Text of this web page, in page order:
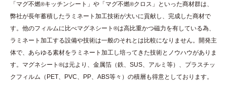
「マグ不燃®キッチンシート」や「マグ不燃®クロス」といった商材群は、
弊社が長年蓄積したラミネート加工技術が大いに貢献し、完成した商材で
す。他のフィルムに比べマグネシート ®は高比重かつ磁力を有している為、
ラミネート加工する設備や技術は一般のそれとは比較になりません。開発主
体で、あらゆる素材をラミネート加工し培ってきた技術とノウハウがありま
す。マグネシート ®は元より、金属箔（鉄、SUS、アルミ等）、プラスチッ
クフィルム（PET、PVC、PP、ABS等々）の積層も得意としております。